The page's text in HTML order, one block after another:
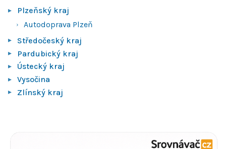
Plzeňský kraj
Autodoprava Plzeň
Středočeský kraj
Pardubický kraj
Ústecký kraj
Vysočina
Zlínský kraj